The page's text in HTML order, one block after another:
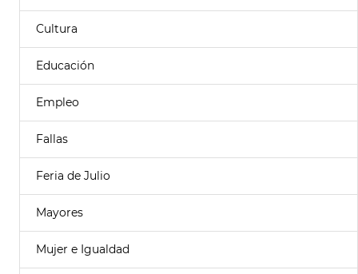
Cultura
Educación
Empleo
Fallas
Feria de Julio
Mayores
Mujer e Igualdad